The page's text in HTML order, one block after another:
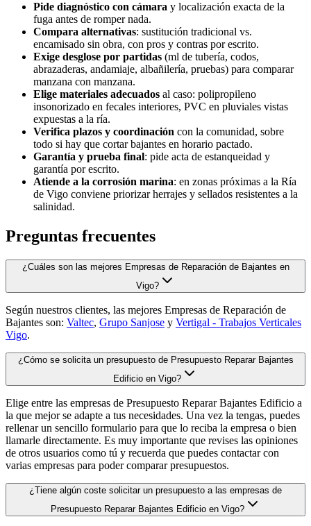
Pide diagnóstico con cámara y localización exacta de la
fuga antes de romper nada.
Compara alternativas: sustitución tradicional vs.
encamisado sin obra, con pros y contras por escrito.
Exige desglose por partidas (ml de tubería, codos,
abrazaderas, andamiaje, albañilería, pruebas) para comparar
manzana con manzana.
Elige materiales adecuados al caso: polipropileno
insonorizado en fecales interiores, PVC en pluviales vistas
expuestas a la ría.
Verifica plazos y coordinación con la comunidad, sobre
todo si hay que cortar bajantes en horario pactado.
Garantía y prueba final: pide acta de estanqueidad y
garantía por escrito.
Atiende a la corrosión marina: en zonas próximas a la Ría
de Vigo conviene priorizar herrajes y sellados resistentes a la
salinidad.
Preguntas frecuentes
¿Cuáles son las mejores Empresas de Reparación de Bajantes en
Vigo?
Según nuestros clientes, las mejores Empresas de Reparación de
Bajantes son: Valtec, Grupo Sanjose y Vertigal - Trabajos Verticales
Vigo.
¿Cómo se solicita un presupuesto de Presupuesto Reparar Bajantes
Edificio en Vigo?
Elige entre las empresas de Presupuesto Reparar Bajantes Edificio a
la que mejor se adapte a tus necesidades. Una vez la tengas, puedes
rellenar un sencillo formulario para que lo reciba la empresa o bien
llamarle directamente. Es muy importante que revises las opiniones
de otros usuarios como tú y recuerda que puedes contactar con
varias empresas para poder comparar presupuestos.
¿Tiene algún coste solicitar un presupuesto a las empresas de
Presupuesto Reparar Bajantes Edificio en Vigo?